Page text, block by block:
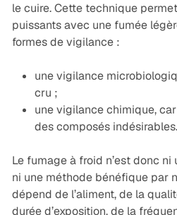
le cuire. Cette technique
puissants avec une fumée
formes de vigilance :
une vigilance
cru ;
une vigilance chimique,
des composés indésirables.
Le fumage à froid n’est donc
ni une méthode bénéfique par
dépend de l’aliment, de la
durée d’exposition, de la